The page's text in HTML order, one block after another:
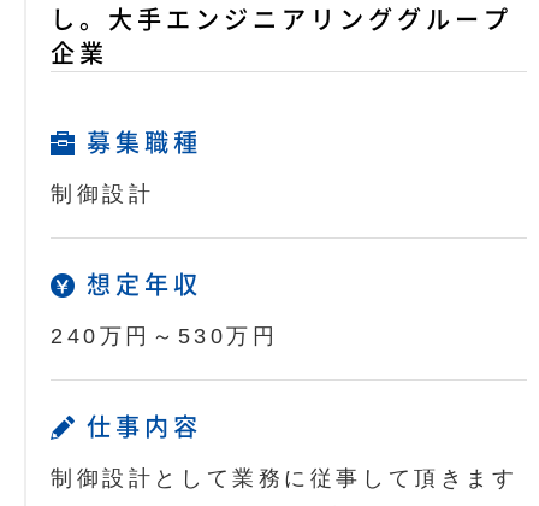
し。大手エンジニアリンググループ
企業
募集職種
制御設計
想定年収
240万円～530万円
仕事内容
制御設計として業務に従事して頂きます